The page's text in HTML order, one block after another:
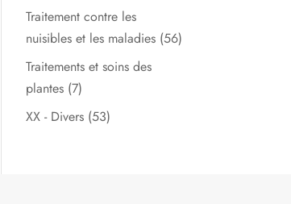
Traitement contre les
nuisibles et les maladies (56)
Traitements et soins des
plantes (7)
XX - Divers (53)